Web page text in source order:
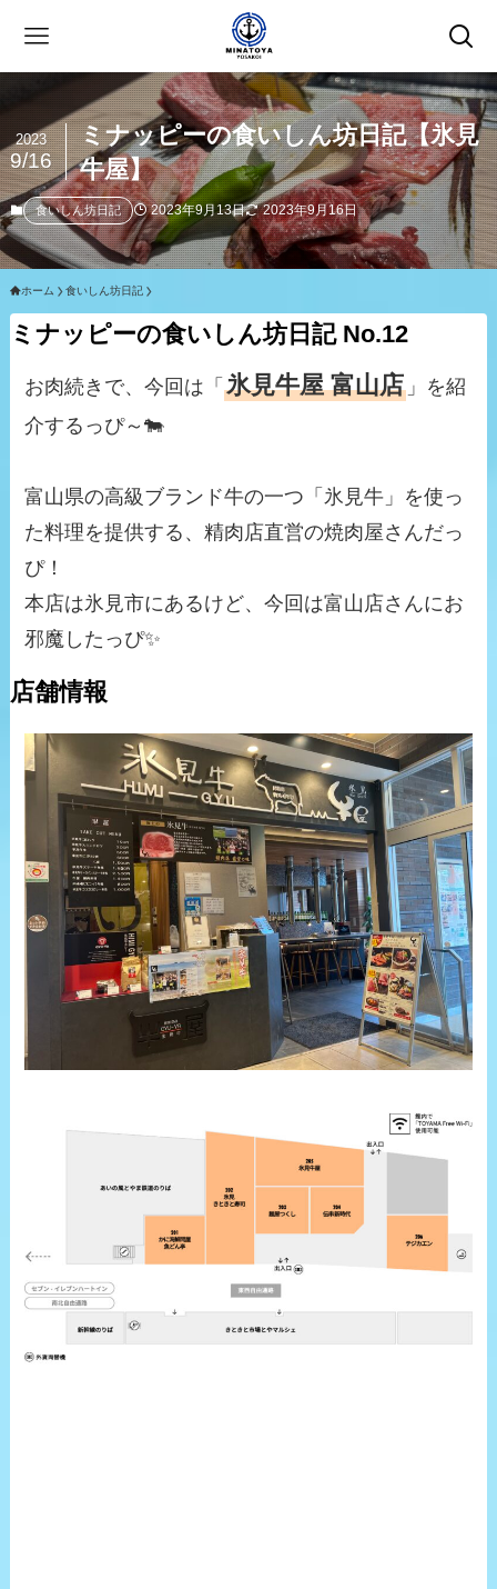
ミナッピーの食いしん坊日記【氷見
牛屋】
2023
9/16
食いしん坊日記 2023年9月13日 2023年9月16日
ホーム 食いしん坊日記
ミナッピーの食いしん坊日記 No.12
お肉続きで、今回は「氷見牛屋 富山店 」を紹
介するっぴ～🐄
富山県の高級ブランド牛の一つ「氷見牛」を使っ
た料理を提供する、精肉店直営の焼肉屋さんだっ
ぴ！
本店は氷見市にあるけど、今回は富山店さんにお
邪魔したっぴ✨
店舗情報